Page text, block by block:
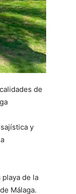
de
y
de la
Málaga.